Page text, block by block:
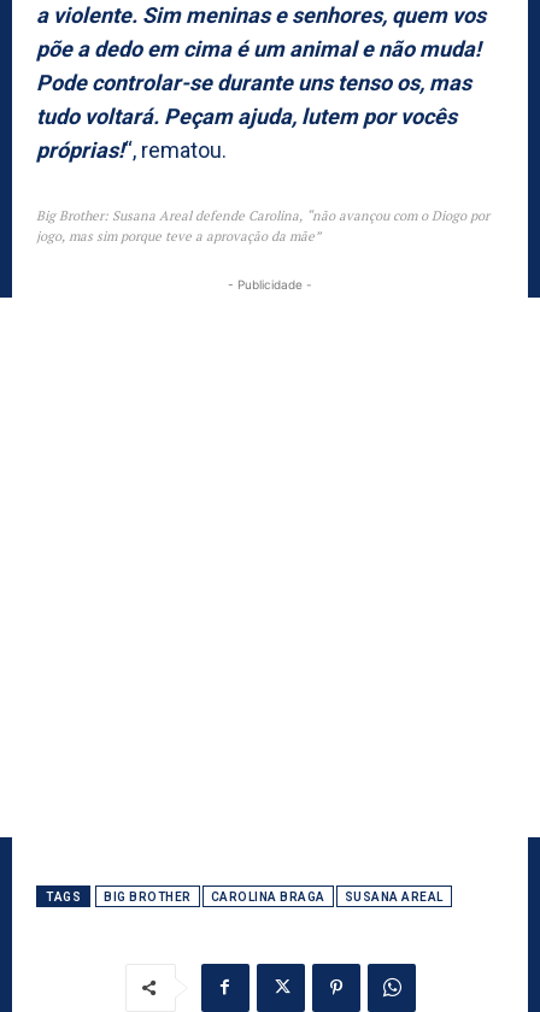
a violente. Sim meninas e senhores, quem vos
põe a dedo em cima é um animal e não muda!
Pode controlar-se durante uns tenso os, mas
tudo voltará. Peçam ajuda, lutem por vocês
próprias!“, rematou.
Big Brother: Susana Areal defende Carolina, “não avançou com o Diogo por
jogo, mas sim porque teve a aprovação da mãe”
- Publicidade -
TAGS BIG BROTHER CAROLINA BRAGA SUSANA AREAL